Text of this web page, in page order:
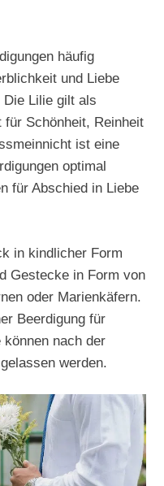
häufig
und Liebe
Die Lilie gilt als
Schönheit, Reinheit
ist eine
optimal
für Abschied in Liebe
in kindlicher Form
Gestecke in Form von
oder Marienkäfern.
Beerdigung für
nach der
werden.